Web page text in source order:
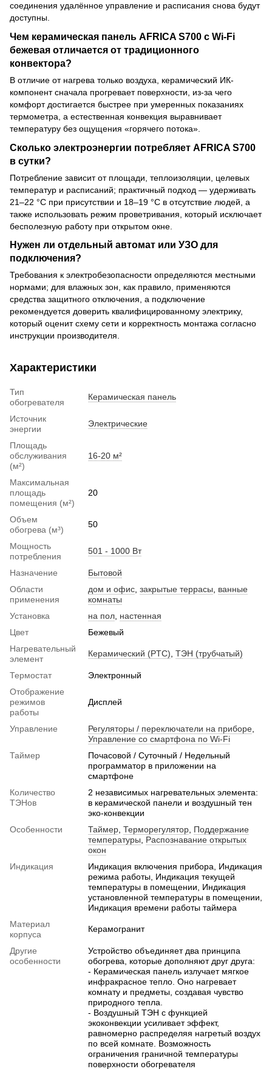
соединения удалённое управление и расписания снова будут
доступны.
Чем керамическая панель AFRICA S700 с Wi-Fi
бежевая отличается от традиционного
конвектора?
В отличие от нагрева только воздуха, керамический ИК-
компонент сначала прогревает поверхности, из-за чего
комфорт достигается быстрее при умеренных показаниях
термометра, а естественная конвекция выравнивает
температуру без ощущения «горячего потока».
Сколько электроэнергии потребляет AFRICA S700
в сутки?
Потребление зависит от площади, теплоизоляции, целевых
температур и расписаний; практичный подход — удерживать
21–22 °C при присутствии и 18–19 °C в отсутствие людей, а
также использовать режим проветривания, который исключает
бесполезную работу при открытом окне.
Нужен ли отдельный автомат или УЗО для
подключения?
Требования к электробезопасности определяются местными
нормами; для влажных зон, как правило, применяются
средства защитного отключения, а подключение
рекомендуется доверить квалифицированному электрику,
который оценит схему сети и корректность монтажа согласно
инструкции производителя.
Характеристики
Тип
обогревателя
Керамическая панель
Источник
энергии
Электрические
Площадь
обслуживания
(м²)
16-20 м²
Максимальная
площадь
помещения (м²)
20
Объем
обогрева (м³)
50
Мощность
потребления
501 - 1000 Вт
Назначение
Бытовой
Области
применения
дом и офис, закрытые террасы, ванные
комнаты
Установка
на пол, настенная
Цвет
Бежевый
Нагревательный
элемент
Керамический (PTC), ТЭН (трубчатый)
Термостат
Электронный
Отображение
режимов
работы
Дисплей
Управление Регуляторы / переключатели на приборе,
Управление со смартфона по Wi-Fi
Таймер
Почасовой / Суточный / Недельный
программатор в приложении на
смартфоне
Количество
ТЭНов
2 независимых нагревательных элемента:
в керамической панели и воздушный тен
эко-конвекции
Особенности
Таймер, Терморегулятор, Поддержание
температуры, Распознавание открытых
окон
Индикация
Индикация включения прибора, Индикация
режима работы, Индикация текущей
температуры в помещении, Индикация
установленной температуры в помещении,
Индикация времени работы таймера
Материал
корпуса
Керамогранит
Другие
особенности
Устройство объединяет два принципа
обогрева, которые дополняют друг друга:
- Керамическая панель излучает мягкое
инфракрасное тепло. Оно нагревает
комнату и предметы, создавая чувство
природного тепла.
- Воздушный ТЭН с функцией
экоконвекции усиливает эффект,
равномерно распределяя нагретый воздух
по всей комнате. Возможность
ограничения граничной температуры
поверхности обогревателя